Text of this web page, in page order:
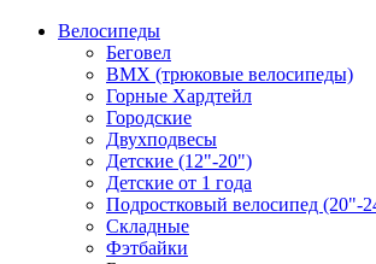
Велосипеды
Беговел
ВМХ (трюковые велосипеды)
Горные Хардтейл
Городские
Двухподвесы
Детские (12"-20")
Детские от 1 года
Подростковый велосипед (20"-
Складные
Фэтбайки